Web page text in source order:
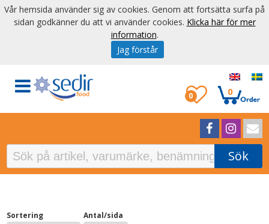
0
0
Sök
Sortering Antal/sida
Vår hemsida använder sig av cookies. Genom att fortsätta surfa på
sidan godkänner du att vi använder cookies. Klicka här för mer
information.
Jag förstår